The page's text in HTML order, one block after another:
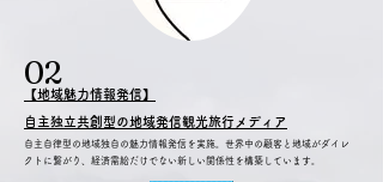
【地域魅力情報発信】
自主独立共創型の地域発信観光旅行メディア​
​02
自主自律型の地域独自の魅力情報発信を実施。世界中の顧客と地域がダイレ
クトに繋がり、経済需給だけでない新しい関係性を構築しています。